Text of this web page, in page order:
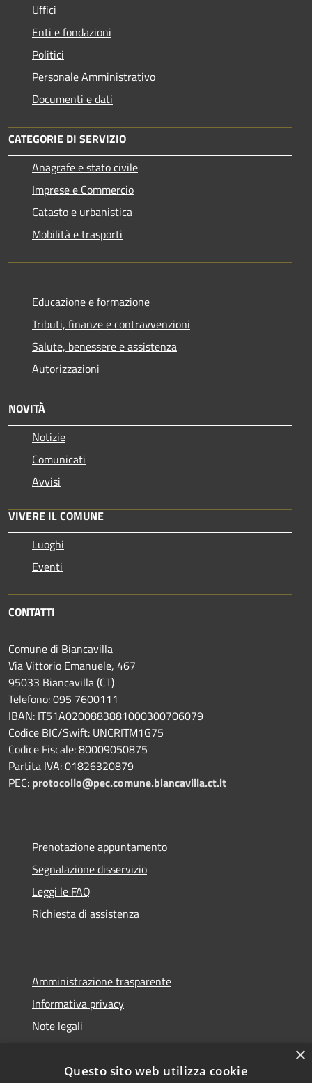
Uffici
Enti e fondazioni
Politici
Personale Amministrativo
Documenti e dati
CATEGORIE DI SERVIZIO
Anagrafe e stato civile
Imprese e Commercio
Catasto e urbanistica
Mobilità e trasporti
Educazione e formazione
Tributi, finanze e contravvenzioni
Salute, benessere e assistenza
Autorizzazioni
NOVITÀ
Notizie
Comunicati
Avvisi
VIVERE IL COMUNE
Luoghi
Eventi
CONTATTI
Comune di Biancavilla
Via Vittorio Emanuele, 467
95033 Biancavilla (CT)
Telefono: 095 7600111
IBAN: IT51A0200883881000300706079
Codice BIC/Swift: UNCRITM1G75
Codice Fiscale: 80009050875
Partita IVA: 01826320879
PEC: protocollo@pec.comune.biancavilla.ct.it
Prenotazione appuntamento
Segnalazione disservizio
Leggi le FAQ
Richiesta di assistenza
Amministrazione trasparente
Informativa privacy
Note legali
×
Questo sito web utilizza cookie